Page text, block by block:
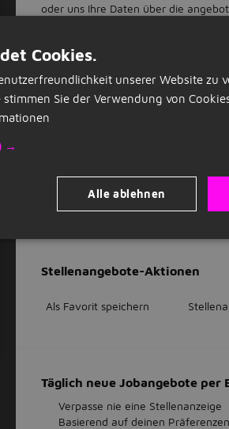
oder uns Ihre Daten über die
Bewerbung können Sie nach
Herr Sven Vogler
sven.vogler@dekra.com
Stellenangebote-Aktionen
Als Favorit speichern
Täglich neue Jobangebote per
Verpasse nie eine Stellenanzeige
Basierend auf deinen Präferenzen
Cookies.
unserer Website zu
Sie der Verwendung von
→
Alle ablehnen